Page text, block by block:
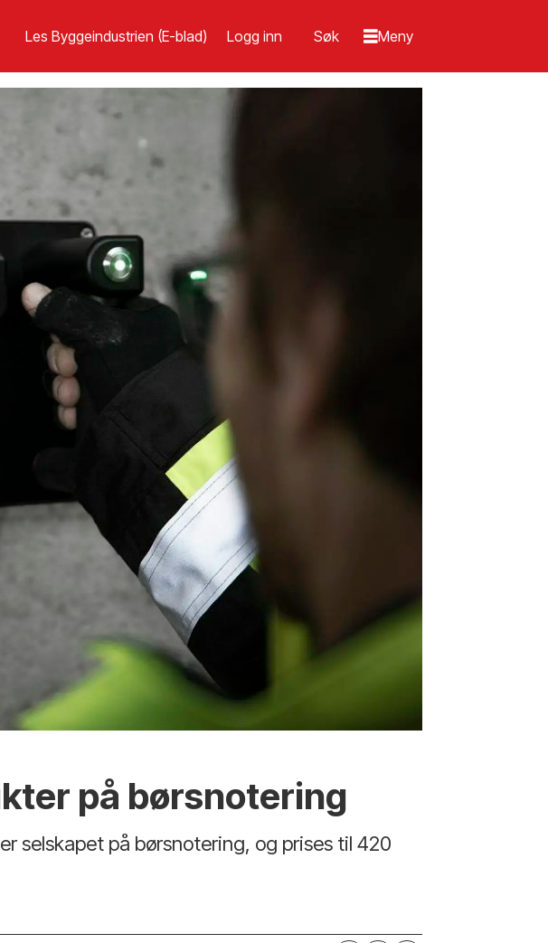
Les Byggeindustrien (E-blad) Logg inn
på børsnotering
selskapet på børsnotering, og prises til 420